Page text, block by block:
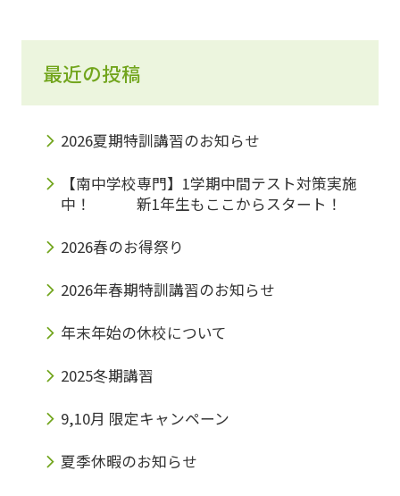
最近の投稿
2026夏期特訓講習のお知らせ
【南中学校専門】1学期中間テスト対策実施
中！ 新1年生もここからスタート！
2026春のお得祭り
2026年春期特訓講習のお知らせ
年末年始の休校について
2025冬期講習
9,10月 限定キャンペーン
夏季休暇のお知らせ